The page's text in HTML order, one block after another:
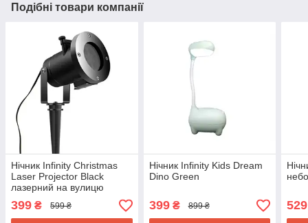
Подібні товари компанії
Нічник Infinity Christmas
Laser Projector Black
лазерний на вулицю
399 ₴ 599 ₴
Нічник Infinity Kids Dream
Dino Green
399₴ 899 ₴ 529